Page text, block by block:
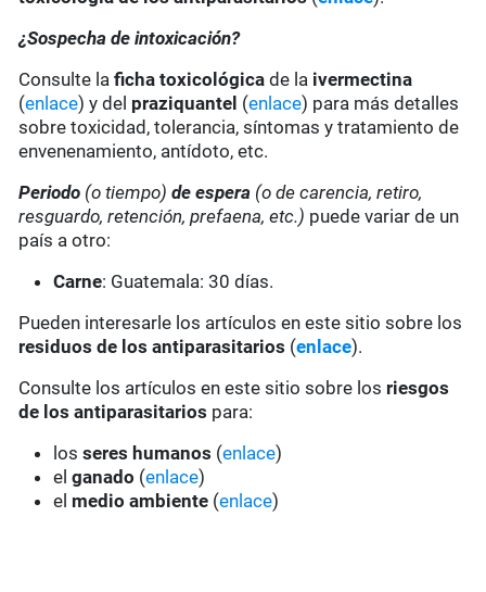
¿Sospecha de intoxicación?
Consulte laficha toxicológica de la ivermectina
(enlace) y del praziquantel (enlace) para más detalles
sobre toxicidad, tolerancia, síntomas y tratamiento de
envenenamiento, antídoto, etc.
Periodo (o tiempo) de espera (o de carencia, retiro,
resguardo, retención, prefaena, etc.) puede variar de un
país a otro:
Carne: Guatemala: 30 días.
Pueden interesarle los artículos en este sitio sobre los
residuos de los antiparasitarios (enlace).
Consulte los artículos en este sitio sobre los riesgos
de los antiparasitarios para:
losseres humanos (enlace)
elganado (enlace)
el medio ambiente (enlace)